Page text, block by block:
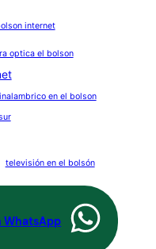
internet
optica el bolson
en el bolson
televisión en el bolsón
WhatsApp